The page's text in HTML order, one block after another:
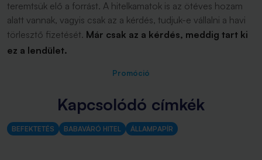
teremtsük elő a forrást. A hitelkamatok is az ötéves hozam
alatt vannak, vagyis csak az a kérdés, tudjuk-e vállalni a havi
törlesztő fizetését. Már csak az a kérdés, meddig tart ki
ez a lendület.
Promóció
Kapcsolódó címkék
BEFEKTETÉS BABAVÁRÓ HITEL ÁLLAMPAPÍR